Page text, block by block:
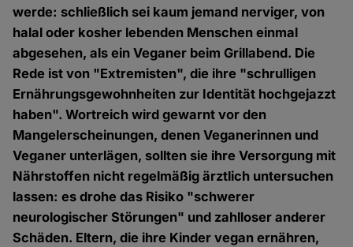
werde: schließlich sei kaum jemand nerviger, von
halal oder kosher lebenden Menschen einmal
abgesehen, als ein Veganer beim Grillabend. Die
Rede ist von "Extremisten", die ihre "schrulligen
Ernährungsgewohnheiten zur Identität hochgejazzt
haben". Wortreich wird gewarnt vor den
Mangelerscheinungen, denen Veganerinnen und
Veganer unterlägen, sollten sie ihre Versorgung mit
Nährstoffen nicht regelmäßig ärztlich untersuchen
lassen: es drohe das Risiko "schwerer
neurologischer Störungen" und zahlloser anderer
Schäden. Eltern, die ihre Kinder vegan ernähren,